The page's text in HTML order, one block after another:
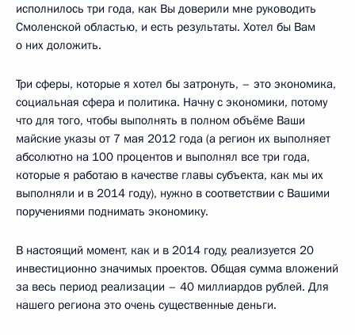
исполнилось три года, как Вы доверили мне руководить
Смоленской областью, и есть результаты. Хотел бы Вам
о них доложить.
Три сферы, которые я хотел бы затронуть, – это экономика,
социальная сфера и политика. Начну с экономики, потому
что для того, чтобы выполнять в полном объёме Ваши
майские указы от 7 мая 2012 года (а регион их выполняет
абсолютно на 100 процентов и выполнял все три года,
которые я работаю в качестве главы субъекта, как мы их
выполняли и в 2014 году), нужно в соответствии с Вашими
поручениями поднимать экономику.
В настоящий момент, как и в 2014 году, реализуется 20
инвестиционно значимых проектов. Общая сумма вложений
за весь период реализации – 40 миллиардов рублей. Для
нашего региона это очень существенные деньги.